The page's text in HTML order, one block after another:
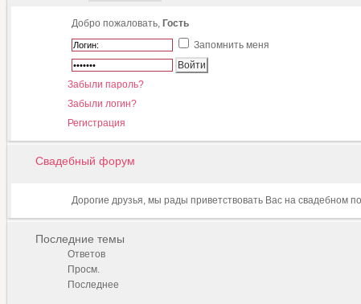
Добро пожаловать, Гость
Запомнить меня
Забыли пароль?
Забыли логин?
Регистрация
Свадебный форум
Дорогие друзья, мы рады приветствовать Вас на свадебном
Последние темы
Ответов
Просм.
Последнее